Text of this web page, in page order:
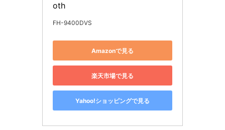
oth
FH-9400DVS
Amazonで見る
楽天市場で見る
Yahoo!ショッピングで見る